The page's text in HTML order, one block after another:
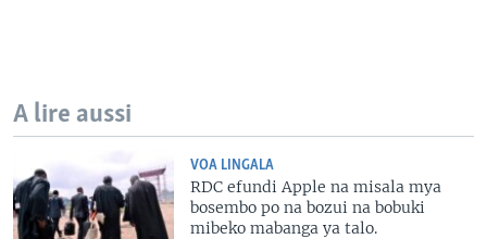
A lire aussi
VOA LINGALA
RDC efundi Apple na misala mya
bosembo po na bozui na bobuki
mibeko mabanga ya talo.